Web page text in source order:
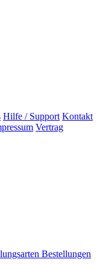
Hilfe / Support Kontakt
Vertrag
Bestellungen